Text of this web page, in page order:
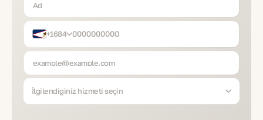
+1684
İlgilendiğiniz hizmeti seçin